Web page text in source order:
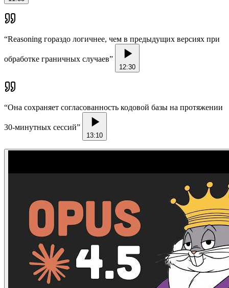
“Reasoning гораздо логичнее, чем в предыдущих версиях при
обработке граничных случаев”
12:30
“Она сохраняет согласованность кодовой базы на протяжении
30-минутных сессий”
13:10